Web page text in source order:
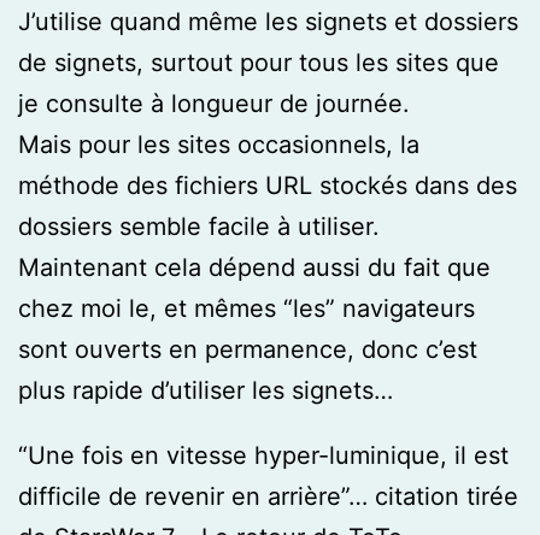
J’utilise quand même les signets et dossiers
de signets, surtout pour tous les sites que
je consulte à longueur de journée.
Mais pour les sites occasionnels, la
méthode des fichiers URL stockés dans des
dossiers semble facile à utiliser.
Maintenant cela dépend aussi du fait que
chez moi le, et mêmes “les” navigateurs
sont ouverts en permanence, donc c’est
plus rapide d’utiliser les signets…
“Une fois en vitesse hyper-luminique, il est
difficile de revenir en arrière”… citation tirée